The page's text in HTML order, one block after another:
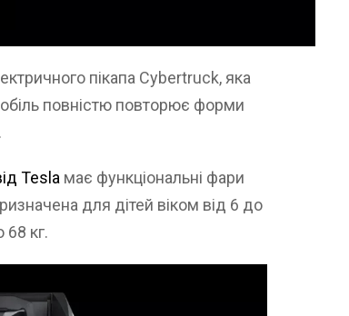
пікапа Cybertruck, яка
повністю повторює форми
Tesla має функціональні фари
для дітей віком від 6 до
68 кг.